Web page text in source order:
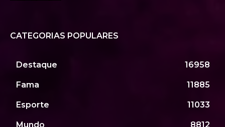
CATEGORIAS POPULARES
Destaque 16958
Fama 11885
Esporte 11033
Mundo 8812